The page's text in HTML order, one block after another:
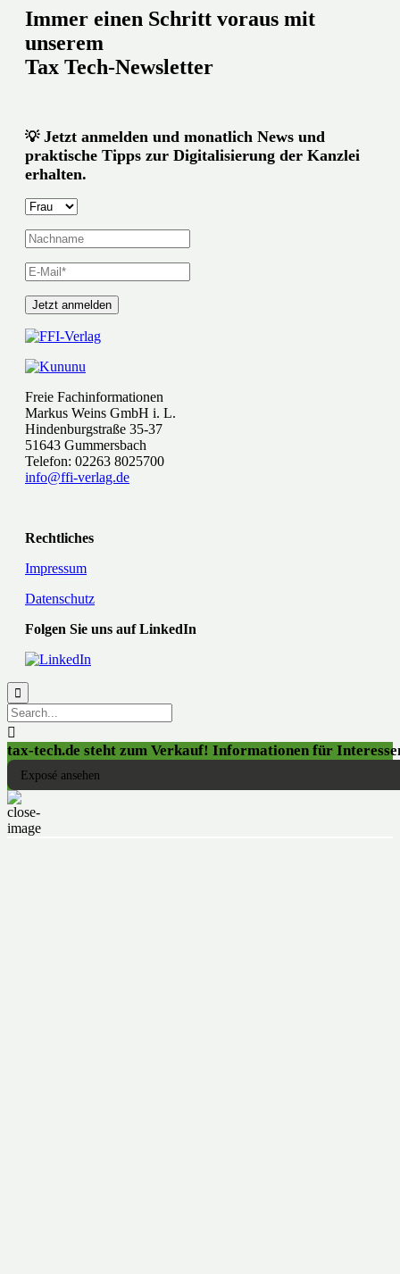
Immer einen Schritt voraus mit
unserem
Tax Tech-Newsletter
💡Jetzt anmelden und monatlich News und
praktische Tipps zur Digitalisierung der Kanzlei
erhalten.
Freie Fachinformationen
Markus Weins GmbH i. L.
Hindenburgstraße 35-37
51643 Gummersbach
Telefon: 02263 8025700
info@ffi-verlag.de
Rechtliches
Impressum
Datenschutz
Folgen Sie uns auf LinkedIn


tax-tech.de steht zum Verkauf! Informationen für
Exposé ansehen